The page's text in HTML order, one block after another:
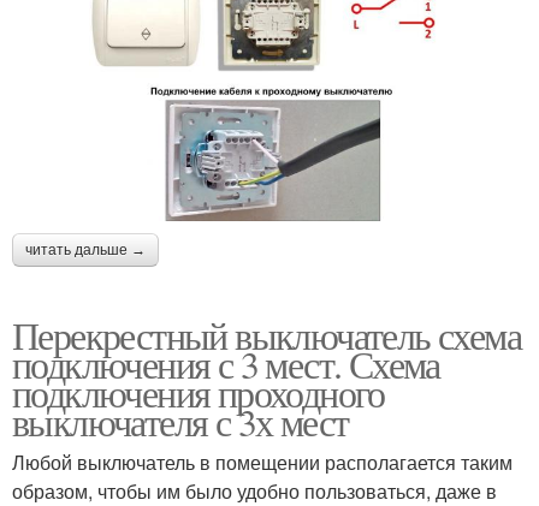
читать дальше →
Перекрестный выключатель схема
подключения с 3 мест. Схема
подключения проходного
выключателя с 3х мест
Любой выключатель в помещении располагается таким
образом, чтобы им было удобно пользоваться, даже в